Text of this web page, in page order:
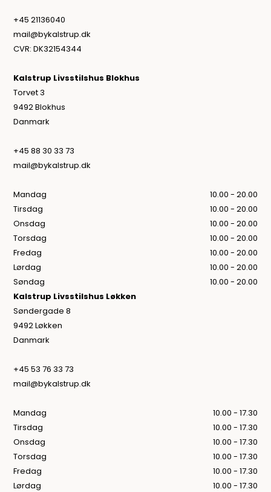
+45 21136040
mail@bykalstrup.dk
CVR: DK32154344
Kalstrup Livsstilshus Blokhus
Torvet 3
9492 Blokhus
Danmark
+45 88 30 33 73
mail@bykalstrup.dk
Mandag
10.00 - 20.00
Tirsdag
10.00 - 20.00
Onsdag
10.00 - 20.00
Torsdag
10.00 - 20.00
Fredag
10.00 - 20.00
Lørdag
10.00 - 20.00
Søndag
10.00 - 20.00
Kalstrup Livsstilshus Løkken
Søndergade 8
9492 Løkken
Danmark
+45 53 76 33 73
mail@bykalstrup.dk
Mandag
10.00 - 17.30
Tirsdag
10.00 - 17.30
Onsdag
10.00 - 17.30
Torsdag
10.00 - 17.30
Fredag
10.00 - 17.30
Lørdag
10.00 - 17.30